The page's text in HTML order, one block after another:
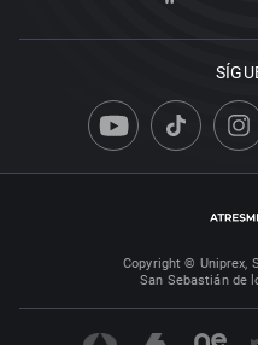
Copyright © Uniprex,
San Sebastián de